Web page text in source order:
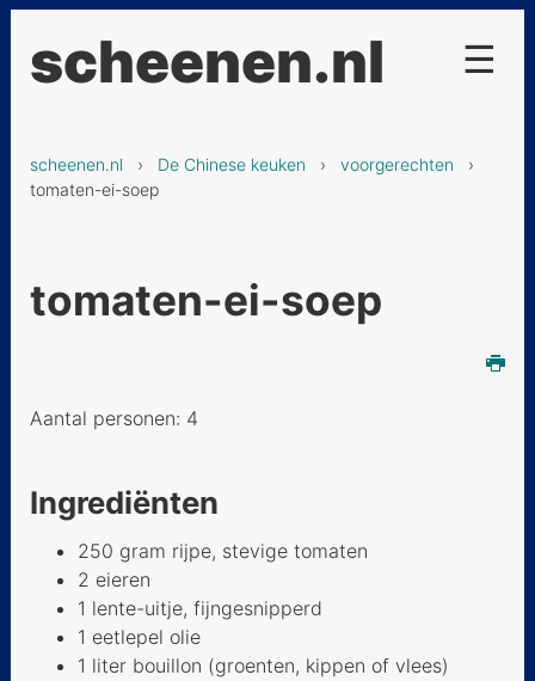
scheenen.nl
scheenen.nl › De Chinese keuken › voorgerechten ›
tomaten-ei-soep
tomaten-ei-soep
Aantal personen: 4
Ingrediënten
250 gram rijpe, stevige tomaten
2 eieren
1 lente-uitje, fijngesnipperd
1 eetlepel olie
1 liter bouillon (groenten, kippen of vlees)
☰
Tien Schattensoep
Pikante zure soep
Pekingsoep
Chinese eiersoep
Spinaziesoep met tofu